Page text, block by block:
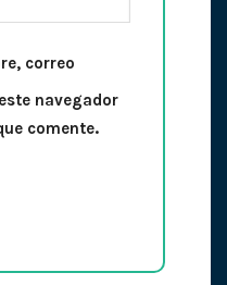
correo
navegador
comente.